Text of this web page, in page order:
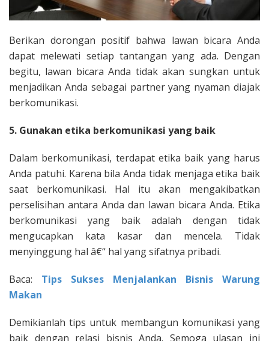
Berikan dorongan positif bahwa lawan bicara Anda
dapat melewati setiap tantangan yang ada. Dengan
begitu, lawan bicara Anda tidak akan sungkan untuk
menjadikan Anda sebagai partner yang nyaman diajak
berkomunikasi.
5. Gunakan etika berkomunikasi yang baik
Dalam berkomunikasi, terdapat etika baik yang harus
Anda patuhi. Karena bila Anda tidak menjaga etika baik
saat berkomunikasi. Hal itu akan mengakibatkan
perselisihan antara Anda dan lawan bicara Anda. Etika
berkomunikasi yang baik adalah dengan tidak
mengucapkan kata kasar dan mencela. Tidak
menyinggung hal â€“ hal yang sifatnya pribadi.
Baca: Tips Sukses Menjalankan Bisnis Warung
Makan
Demikianlah tips untuk membangun komunikasi yang
baik dengan relasi bisnis Anda. Semoga ulasan ini